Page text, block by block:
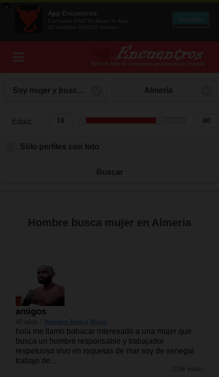
×
App Encuentros
Contacta GRATIS desde la App
25 créditos GRATIS diarios -
Soy mujer y busco hombre Almería
Edad: Edad:
Sólo perfiles con foto
Buscar
Hombre busca mujer en Almeria
amigos
40 años / Hombre Busca Mujer
hola me llamo babacar interesado a una mujer que
busca un hombre responsable y trabajador
respetuoso vivo en roquetas de mar soy de senegal
trabajo de...
1036 visitas